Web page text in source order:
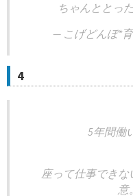
ちゃんととっ
— こげどんぼ*
4
5年間働
座って仕事でき
意